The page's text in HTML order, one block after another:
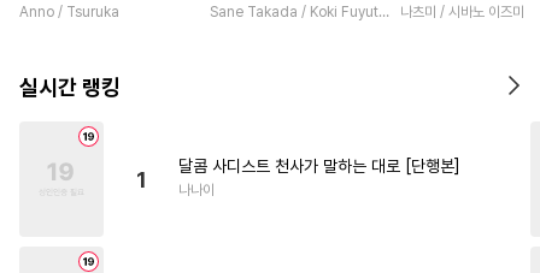
행본]
Anno / Tsuruka
가 맹목적인 사랑꾼이 되었
Sane Takada / Koki Fuyutsuki총애를 받는다 [단행
나츠미 / 시바노 이즈미
실시간 랭킹
1
달콤 사디스트 천사가 말하는 대로 [단행본]
나나이